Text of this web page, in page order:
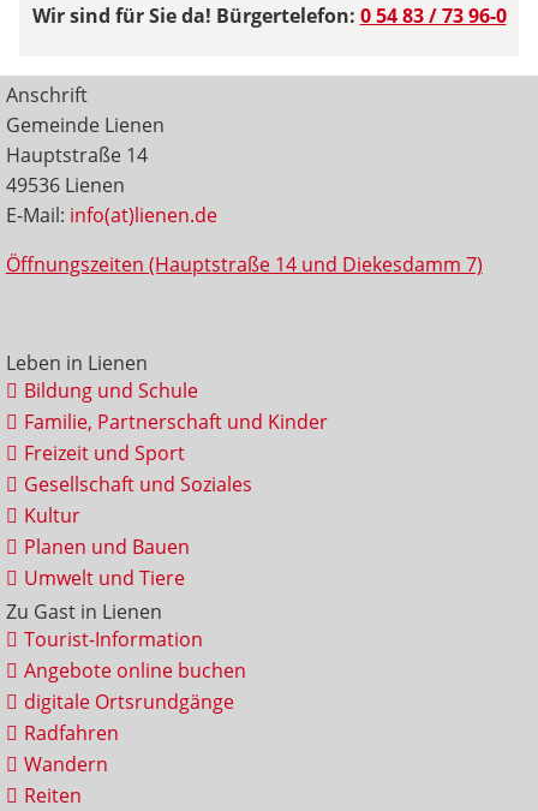
Wir sind für Sie da! Bürgertelefon: 0 54 83 / 73 96-0
Anschrift
Gemeinde Lienen
Hauptstraße 14
49536 Lienen
E-Mail: info(at)lienen.de
Öffnungszeiten (Hauptstraße 14 und Diekesdamm 7)
Leben in Lienen
Bildung und Schule
Familie, Partnerschaft und Kinder
Freizeit und Sport
Gesellschaft und Soziales
Kultur
Planen und Bauen
Umwelt und Tiere
Zu Gast in Lienen
Tourist-Information
Angebote online buchen
digitale Ortsrundgänge
Radfahren
Wandern
Reiten